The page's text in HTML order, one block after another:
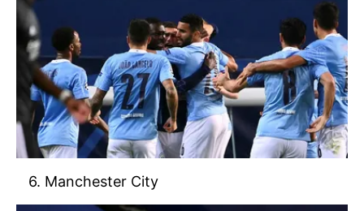
6. Manchester City